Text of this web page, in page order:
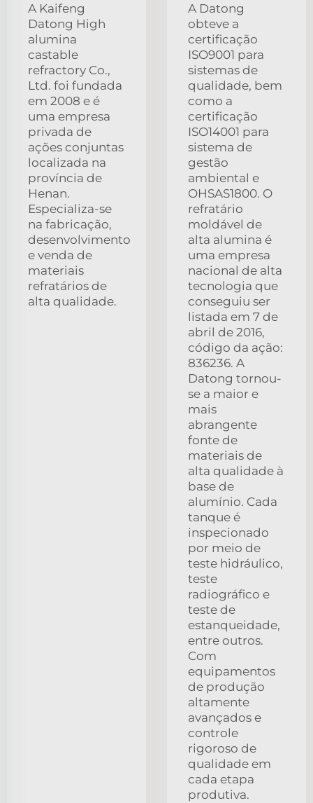
A Kaifeng
Datong High
alumina
castable
refractory Co.,
Ltd. foi fundada
em 2008 e é
uma empresa
privada de
ações conjuntas
localizada na
província de
Henan.
Especializa-se
na fabricação,
desenvolvimento
e venda de
materiais
refratários de
alta qualidade.
A Datong
obteve a
certificação
ISO9001 para
sistemas de
qualidade, bem
como a
certificação
ISO14001 para
sistema de
gestão
ambiental e
OHSAS1800. O
refratário
moldável de
alta alumina é
uma empresa
nacional de alta
tecnologia que
conseguiu ser
listada em 7 de
abril de 2016,
código da ação:
836236. A
Datong tornou-
se a maior e
mais
abrangente
fonte de
materiais de
alta qualidade à
base de
alumínio. Cada
tanque é
inspecionado
por meio de
teste hidráulico,
teste
radiográfico e
teste de
estanqueidade,
entre outros.
Com
equipamentos
de produção
altamente
avançados e
controle
rigoroso de
qualidade em
cada etapa
produtiva.